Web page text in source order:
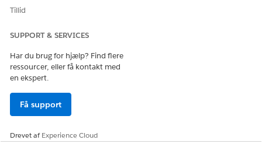
Gem indkøbsvognen.
Tillid
SUPPORT & SERVICES
Har du brug for hjælp? Find flere
ressourcer, eller få kontakt med
en ekspert.
Få support
Drevet afExperience Cloud